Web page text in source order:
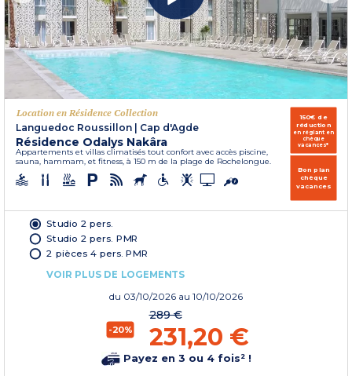
Location en Résidence Collection
Languedoc Roussillon
Cap d'Agde
Résidence Odalys Nakâra
Appartements et villas climatisés tout confort avec accès piscine,
sauna, hammam, et fitness, à 150 m de la plage de Rochelongue.
150€ de
réduction
en réglant en
chèque
vacances*
Bon plan
chèque
vacances
Studio 2 pers.
Studio 2 pers. PMR
2 pièces 4 pers. PMR
VOIR PLUS DE LOGEMENTS
du 03/10/2026 au 10/10/2026
-20%
289 €
231,20 €
Payez en 3 ou 4 fois² !